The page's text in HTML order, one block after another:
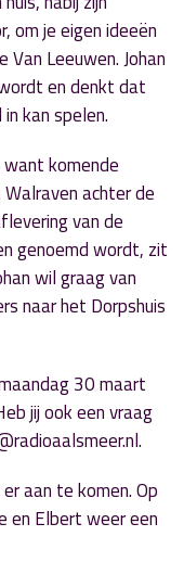
om je eigen ideeën
Leeuwen. Johan
en denkt dat
kan spelen.
want komende
achter de
van de
genoemd wordt, zit
wil graag van
naar het Dorpshuis
30 maart
jij ook een vraag
aan te komen. Op
en Elbert weer een